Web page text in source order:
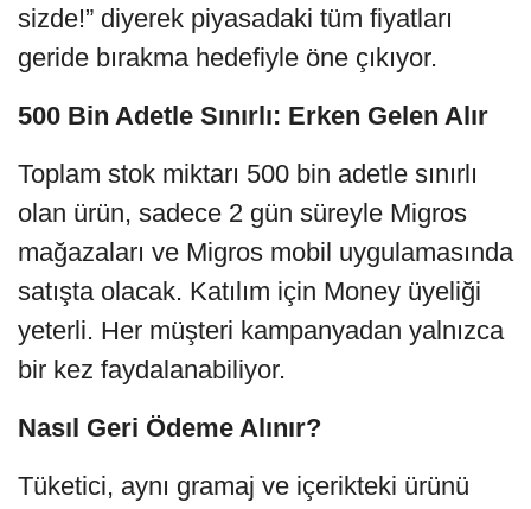
sizde!” diyerek piyasadaki tüm fiyatları
geride bırakma hedefiyle öne çıkıyor.
500 Bin Adetle Sınırlı: Erken Gelen Alır
Toplam stok miktarı 500 bin adetle sınırlı
olan ürün, sadece 2 gün süreyle Migros
mağazaları ve Migros mobil uygulamasında
satışta olacak. Katılım için Money üyeliği
yeterli. Her müşteri kampanyadan yalnızca
bir kez faydalanabiliyor.
Nasıl Geri Ödeme Alınır?
Tüketici, aynı gramaj ve içerikteki ürünü